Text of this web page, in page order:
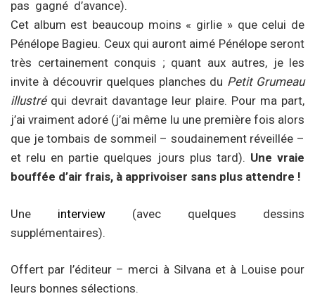
pas gagné d’avance).
Cet album est beaucoup moins « girlie » que celui de
Pénélope Bagieu. Ceux qui auront aimé Pénélope seront
très certainement conquis ; quant aux autres, je les
invite à découvrir quelques planches du Petit Grumeau
illustréqui devrait davantage leur plaire. Pour ma part,
j’ai vraiment adoré (j’ai même lu une première fois alors
que je tombais de sommeil – soudainement réveillée –
et relu en partie quelques jours plus tard). Une vraie
bouffée d’air frais, à apprivoiser sans plus attendre !
Une interview (avec quelques dessins
supplémentaires).
Offert par l’éditeur – merci à Silvana et à Louise pour
leurs bonnes sélections.